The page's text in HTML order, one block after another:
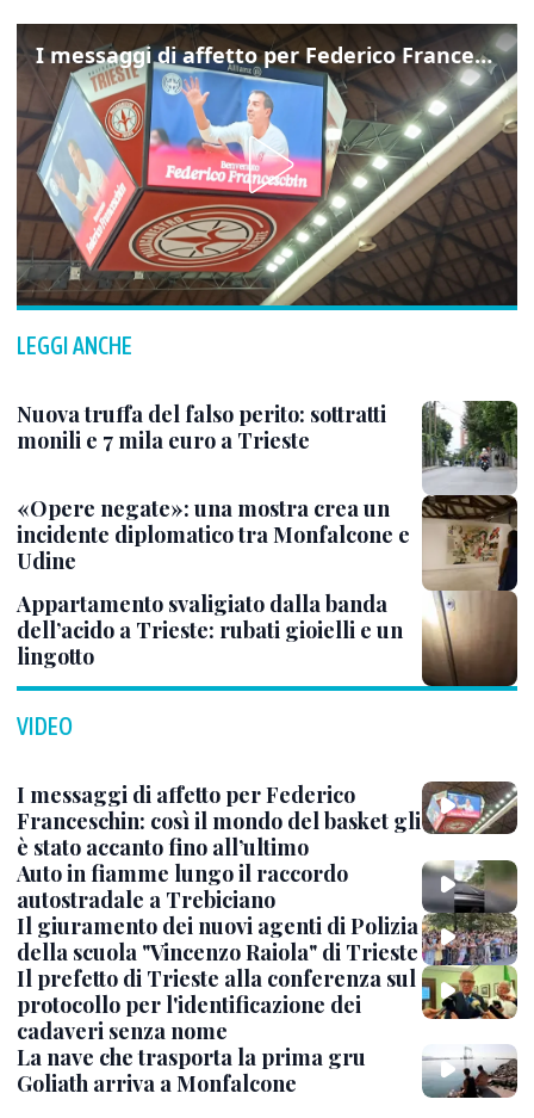
I messaggi di affetto per Federico Franceschin: così il mondo del basket gli è stato accanto fino all’ultimo
LEGGI ANCHE
Nuova truffa del falso perito: sottratti
monili e 7 mila euro a Trieste
«Opere negate»: una mostra crea un
incidente diplomatico tra Monfalcone e
Udine
Appartamento svaligiato dalla banda
dell’acido a Trieste: rubati gioielli e un
lingotto
VIDEO
I messaggi di affetto per Federico
Franceschin: così il mondo del basket gli
è stato accanto fino all’ultimo
Auto in fiamme lungo il raccordo
autostradale a Trebiciano
Il giuramento dei nuovi agenti di Polizia
della scuola "Vincenzo Raiola" di Trieste
Il prefetto di Trieste alla conferenza sul
protocollo per l'identificazione dei
cadaveri senza nome
La nave che trasporta la prima gru
Goliath arriva a Monfalcone